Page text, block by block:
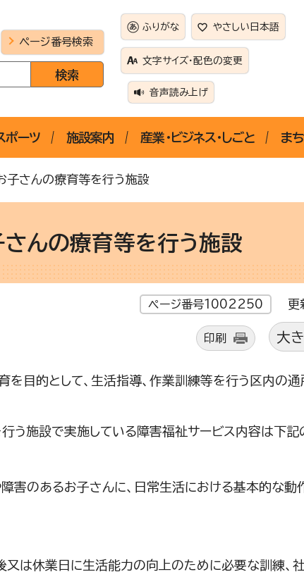
ページ番号検索
ふりがな やさしい日本語
文字サイズ・配色の変更
音声読み上げ
ポーツ 施設案内 産業・ビジネス・しごと ま
子さんの療育等を行う施設
んの療育等を行う施設
ページ番号1002250 更
印刷 大
目的として、生活指導、作業訓練等を行う区内の通
う施設で実施している障害福祉サービス内容は下記
害のあるお子さんに、日常生活における基本的な動
又は休業日に生活能力の向上のために必要な訓練、